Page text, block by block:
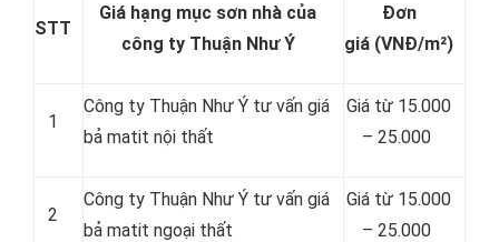
STT
Giá hạng mục sơn nhà của
công ty Thuận Như Ý
Đơn
giá (VNĐ/m²)
1
Công ty Thuận Như Ý tư vấn giá
bả matit nội thất
Giá từ 15.000
– 25.000
2
Công ty Thuận Như Ý tư vấn giá
bả matit ngoại thất
Giá từ 15.000
– 25.000